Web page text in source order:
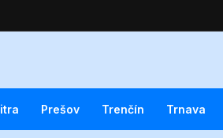
Prešov Trenčín Trnava